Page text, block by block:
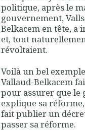
politique, après le
gouvernement,
Belkacem en tête, a
et, tout
révoltaient.
Voilà un bel
Vallaud-Belkacem
pour assurer que le
explique sa
fait publier un
passer sa réforme.